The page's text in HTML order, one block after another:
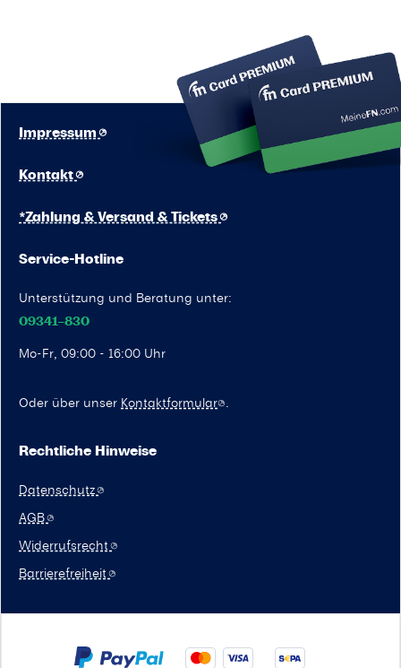
Service-Hotline
Unterstützung und Beratung unter:
09341–830
Mo-Fr, 09:00 - 16:00 Uhr
Oder über unser Kontaktformular .
Kontakt
Impressum
*Zahlung & Versand & Tickets
Rechtliche Hinweise
Datenschutz
AGB
Widerrufsrecht
Barrierefreiheit